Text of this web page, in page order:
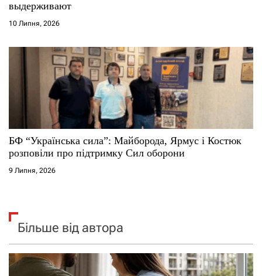
выдерживают
10 Липня, 2026
БФ “Українська сила”: Майборода, Ярмус і Костюк
розповіли про підтримку Сил оборони
9 Липня, 2026
Більше від автора